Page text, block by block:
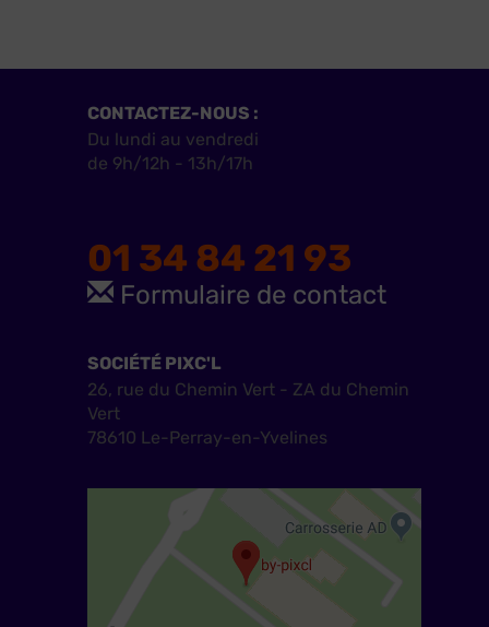
CONTACTEZ-NOUS :
Du lundi au vendredi
de 9h/12h - 13h/17h
01 34 84 21 93
Formulaire de contact
SOCIÉTÉ PIXC'L
26, rue du Chemin Vert - ZA du Chemin
Vert
78610 Le-Perray-en-Yvelines